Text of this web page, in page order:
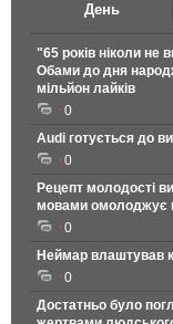
День
"65 років ніколи не
Обами до дня
мільйон лайків
0
Audi готується до
0
Рецепт молодості
мовами омолоджує
0
Неймар влаштував
0
Достатньо було